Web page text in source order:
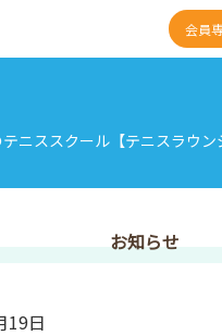
会員
ニススクール【テニスラウン
お知らせ
19日